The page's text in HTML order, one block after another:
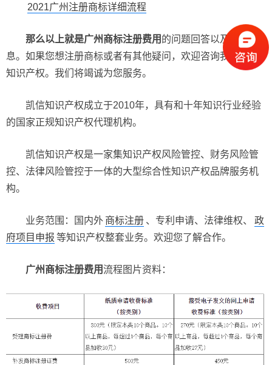
2021广州注册商标详细流程
那么以上就是广州商标注册费用 的问题回答以及相关信
息。如果您想注册商标或者有其他疑问，欢迎咨询我们凯信
知识产权。我们将竭诚为您服务。
凯信知识产权成立于2010年，具有和十年知识行业经验
的国家正规知识产权代理机构。
凯信知识产权是一家集知识产权风险管控、财务风险管
控、法律风险管控于一体的大型综合性知识产权品牌服务机
构。
业务范围：国内外 商标注册 、专利申请、法律维权、
政
府项目申报 等知识产权整套业务。欢迎您了解合作。
广州商标注册费用流程图片资料：